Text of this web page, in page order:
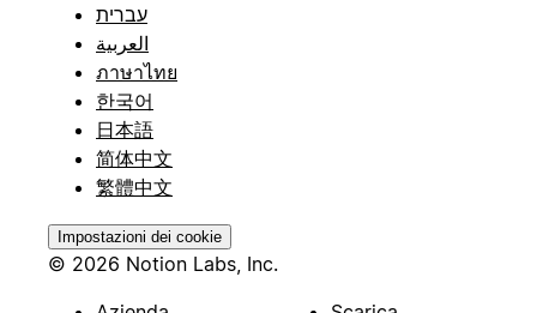
עברית
العربية
ภาษาไทย
한국어
日本語
简体中文
繁體中文
Impostazioni dei cookie
© 2026 Notion Labs, Inc.